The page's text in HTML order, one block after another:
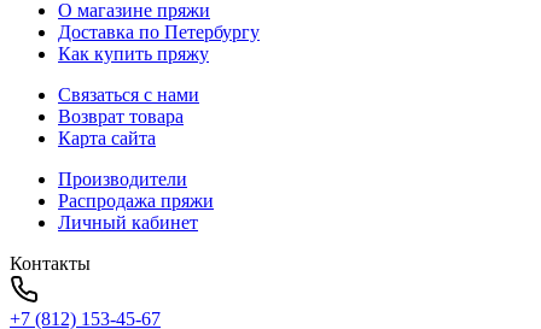
О магазине пряжи
Доставка по Петербургу
Как купить пряжу
Связаться с нами
Возврат товара
Карта сайта
Производители
Распродажа пряжи
Личный кабинет
Контакты
+7 (812) 153-45-67